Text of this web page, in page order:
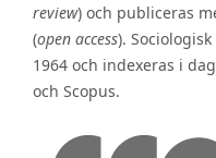
review) och publiceras
(open access).
1964 och indexeras i
och Scopus.